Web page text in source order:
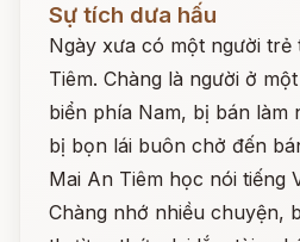
Sự tích dưa hấu
Ngày xưa có một người trẻ
Tiêm. Chàng là người ở
biển phía Nam, bị bán làm
bị bọn lái buôn chở đến
Mai An Tiêm học nói tiếng
Chàng nhớ nhiều chuyện,